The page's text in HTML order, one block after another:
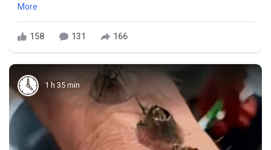
More
158 131 166
1 h 35 min